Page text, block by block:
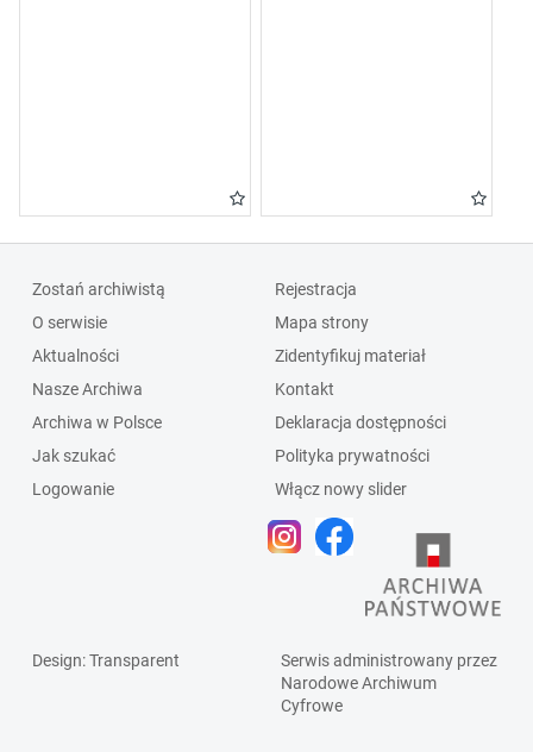
Zostań archiwistą
O serwisie
Aktualności
Nasze Archiwa
Archiwa w Polsce
Jak szukać
Logowanie
Rejestracja
Mapa strony
Zidentyfikuj materiał
Kontakt
Deklaracja dostępności
Polityka prywatności
Włącz nowy slider
Design: Transparent
Serwis administrowany przez
Narodowe Archiwum
Cyfrowe